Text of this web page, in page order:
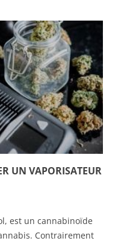
UN VAPORISATEUR
est un cannabinoïde
Contrairement